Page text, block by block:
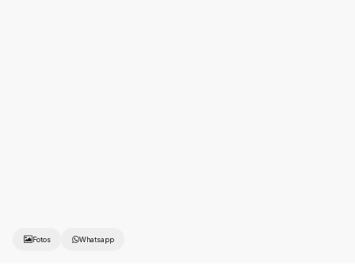
Fotos Whatsapp